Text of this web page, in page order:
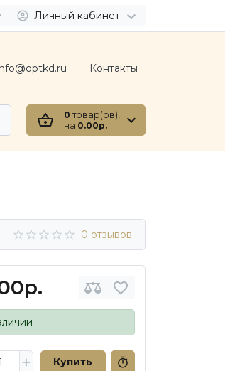
Личный кабинет
Контакты
0 товар(ов),
на 0.00р.
0 отзывов
Купить